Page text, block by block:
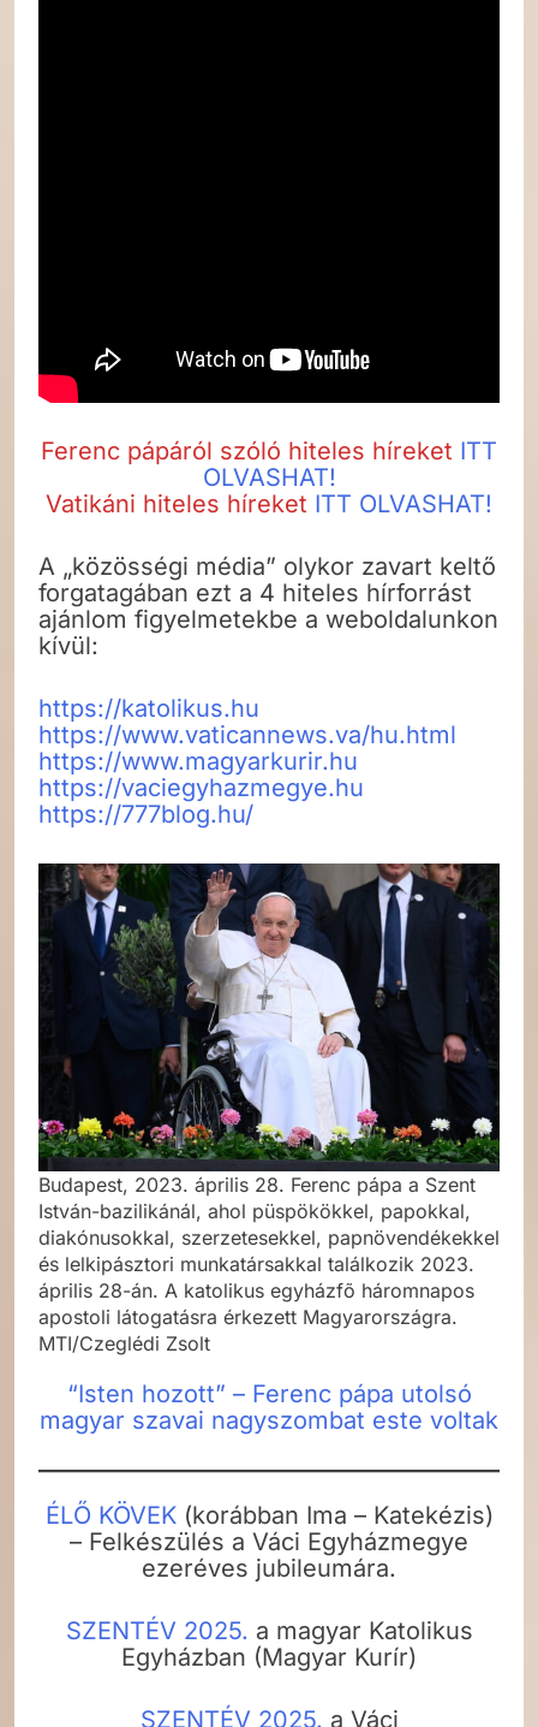
Ferenc pápáról szóló hiteles híreket ITT
OLVASHAT!
Vatikáni hiteles híreket ITT OLVASHAT!
A „közösségi média” olykor zavart keltő
forgatagában ezt a 4 hiteles hírforrást
ajánlom figyelmetekbe a weboldalunkon
kívül:
https://katolikus.hu
https://www.vaticannews.va/hu.html
https://www.magyarkurir.hu
https://vaciegyhazmegye.hu
https://777blog.hu/
Budapest, 2023. április 28. Ferenc pápa a Szent
István-bazilikánál, ahol püspökökkel, papokkal,
diakónusokkal, szerzetesekkel, papnövendékekkel
és lelkipásztori munkatársakkal találkozik 2023.
április 28-án. A katolikus egyházfõ háromnapos
apostoli látogatásra érkezett Magyarországra.
MTI/Czeglédi Zsolt
“Isten hozott” – Ferenc pápa utolsó
magyar szavai nagyszombat este voltak
ÉLŐ KÖVEK(korábban Ima – Katekézis)
– Felkészülés a Váci Egyházmegye
ezeréves jubileumára.
SZENTÉV 2025. a magyar Katolikus
Egyházban (Magyar Kurír)
SZENTÉV 2025. a Váci